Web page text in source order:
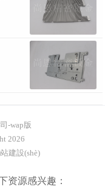
-wap版
2026
建設(shè)
资源感兴趣：